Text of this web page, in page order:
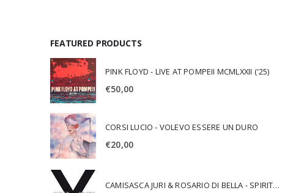
FEATURED PRODUCTS
PINK FLOYD - LIVE AT POMPEII MCMLXXII ('25)
€50,00
CORSI LUCIO - VOLEVO ESSERE UN DURO
€20,00
CAMISASCA JURI & ROSARIO DI BELLA - SPIRITUALITY